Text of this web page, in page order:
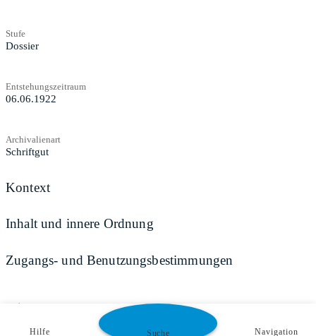
Stufe
Dossier
Entstehungszeitraum
06.06.1922
Archivalienart
Schriftgut
Kontext
Inhalt und innere Ordnung
Zugangs- und Benutzungsbestimmungen
Teilen
Hilfe Suche Navigation